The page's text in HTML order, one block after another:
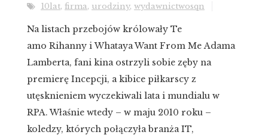
10lat, firma, urodziny, wydawnictwosqn
Na listach przebojów królowały Te
amo Rihanny i Whataya Want From Me Adama
Lamberta, fani kina ostrzyli sobie zęby na
premierę Incepcji, a kibice piłkarscy z
utęsknieniem wyczekiwali lata i mundialu w
RPA. Właśnie wtedy – w maju 2010 roku –
koledzy, których połączyła branża IT,